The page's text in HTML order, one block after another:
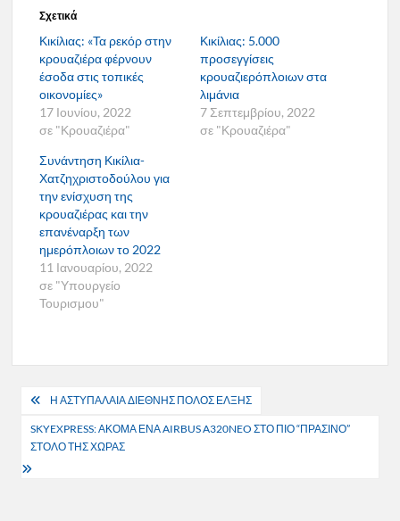
Σχετικά
Κικίλιας: «Τα ρεκόρ στην
κρουαζιέρα φέρνουν
έσοδα στις τοπικές
οικονομίες»
17 Ιουνίου, 2022
σε "Κρουαζιέρα"
Κικίλιας: 5.000
προσεγγίσεις
κρουαζιερόπλοιων στα
λιμάνια
7 Σεπτεμβρίου, 2022
σε "Κρουαζιέρα"
Συνάντηση Κικίλια-
Χατζηχριστοδούλου για
την ενίσχυση της
κρουαζιέρας και την
επανέναρξη των
ημερόπλοιων το 2022
11 Ιανουαρίου, 2022
σε "Υπουργείο
Τουρισμου"
Πλοήγηση
άρθρων
Η ΑΣΤΥΠΑΛΑΙΑ ΔΙΕΘΝΗΣ ΠΟΛΟΣ ΕΛΞΗΣ
SKYEXPRESS: ΑΚΟΜΑ ΕΝΑ AIRBUS A320NEO ΣΤΟ ΠΙΟ “ΠΡΑΣΙΝΟ”
ΣΤΟΛΟ ΤΗΣ ΧΩΡΑΣ